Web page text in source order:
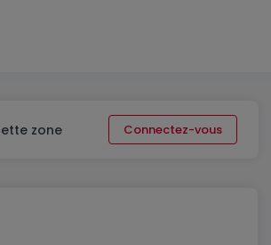
zone Connectez-vous